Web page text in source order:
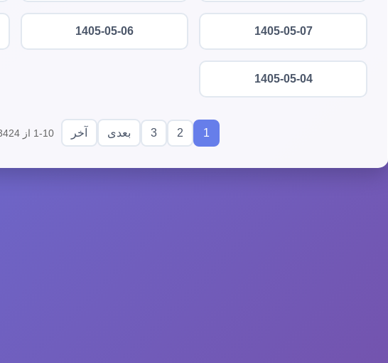
1405-05-07
1405-05-06
1405-05-04
1
2
3 بعدی آخر 1-10 از 3424